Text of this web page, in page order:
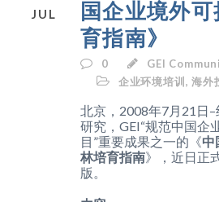
JUL
国企业境外
育指南》
0
GEI
企业环境培训 , 海外
北京，2008年7月21日
研究，GEI“规范中国企
目”重要成果之一的《中
林培育指南》，近日正
版。